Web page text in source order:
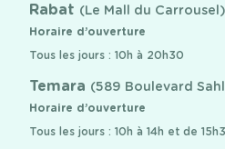
Rabat (Le Mall du Carrousel)
Horaire d’ouverture
Tous les jours : 10h à 20h30
Temara (589 Boulevard
Horaire d’ouverture
Tous les jours : 10h à 14h et de